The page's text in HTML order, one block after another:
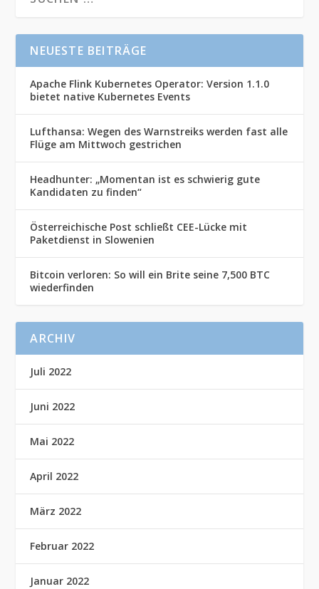
NEUESTE BEITRÄGE
Apache Flink Kubernetes Operator: Version 1.1.0
bietet native Kubernetes Events
Lufthansa: Wegen des Warnstreiks werden fast alle
Flüge am Mittwoch gestrichen
Headhunter: „Momentan ist es schwierig gute
Kandidaten zu finden“
Österreichische Post schließt CEE-Lücke mit
Paketdienst in Slowenien
Bitcoin verloren: So will ein Brite seine 7,500 BTC
wiederfinden
ARCHIV
Juli 2022
Juni 2022
Mai 2022
April 2022
März 2022
Februar 2022
Januar 2022